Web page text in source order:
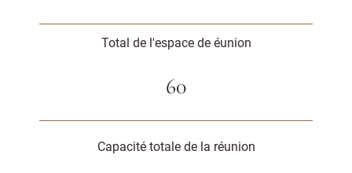
Total de l'espace de éunion
60
Capacité totale de la réunion